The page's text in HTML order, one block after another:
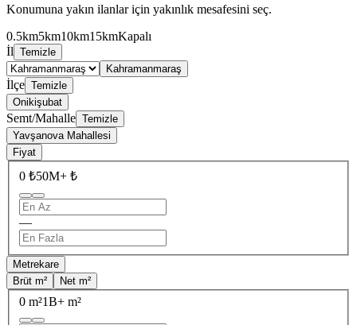
Konumuna yakın ilanlar için yakınlık mesafesini seç.
0.5km5km10km15kmKapalı
İl Temizle
Kahramanmaraş
İlçe Temizle
Onikişubat
Semt/Mahalle Temizle
Yavşanova Mahallesi
Fiyat
0 ₺50M+ ₺
—
Metrekare
Brüt m²
Net m²
0 m²1B+ m²